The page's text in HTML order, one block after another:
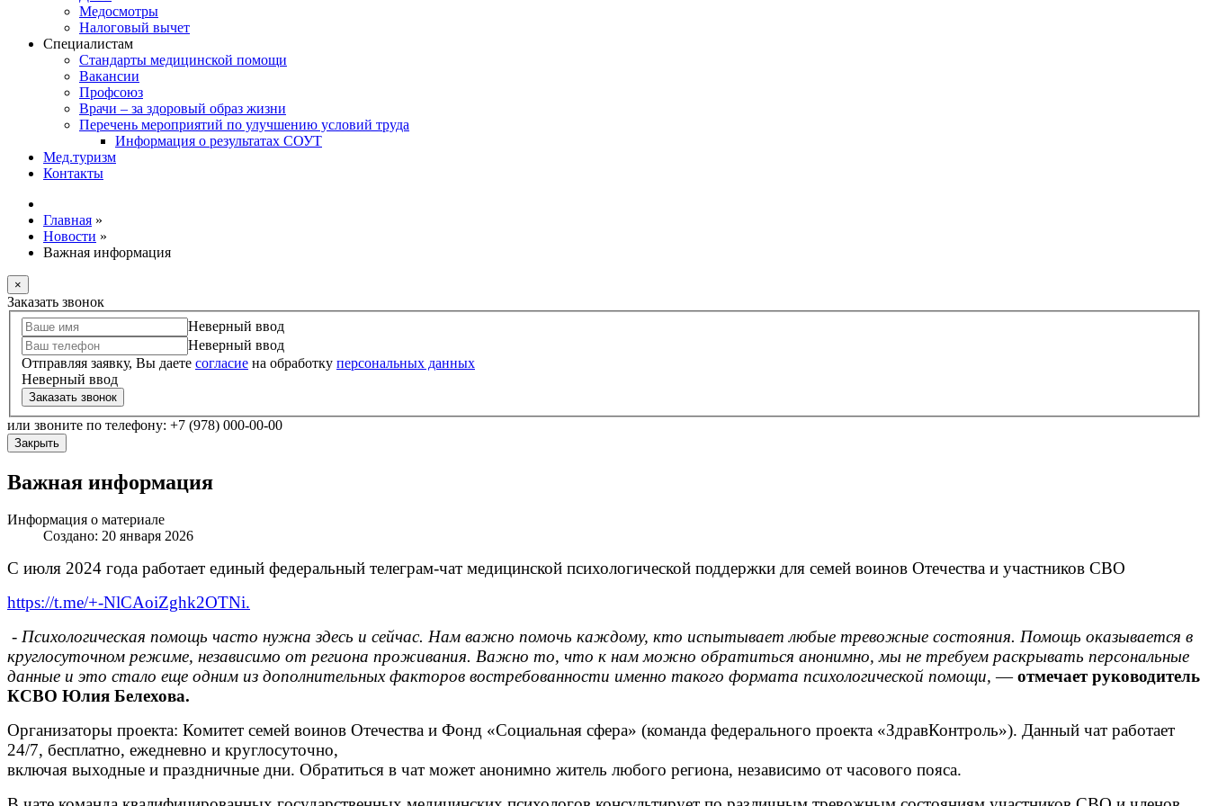
Медосмотры
Налоговый вычет
Специалистам
Стандарты медицинской помощи
Вакансии
Профсоюз
Врачи – за здоровый образ жизни
Перечень мероприятий по улучшению условий труда
Информация о результатах СОУТ
Мед.туризм
Контакты
Главная »
Новости »
Важная информация
×
Заказать звонок
Неверный ввод
Неверный ввод
Отправляя заявку, Вы даете согласие на обработку персональных данных
Неверный ввод
Заказать звонок
или звоните по телефону: +7 (978) 000-00-00
Закрыть
Важная информация
Информация о материале
Создано: 20 января 2026
С июля 2024 года работает единый федеральный телеграм-чат медицинской психологической поддержки для семей воинов Отечества и участников СВО
https://t.me/+-NlCAoiZghk2OTNi.
- Психологическая помощь часто нужна здесь и сейчас. Нам важно помочь каждому, кто испытывает любые тревожные состояния. Помощь оказывается в
круглосуточном режиме, независимо от региона проживания. Важно то, что к нам можно обратиться анонимно, мы не требуем раскрывать персональные
данные и это стало еще одним из дополнительных факторов востребованности именно такого формата психологической помощи, —отмечает руководитель
КСВО Юлия Белехова.
Организаторы проекта: Комитет семей воинов Отечества и Фонд «Социальная сфера» (команда федерального проекта «ЗдравКонтроль»). Данный чат работает
24/7, бесплатно, ежедневно и круглосуточно,
включая выходные и праздничные дни. Обратиться в чат может анонимно житель любого региона, независимо от часового пояса.